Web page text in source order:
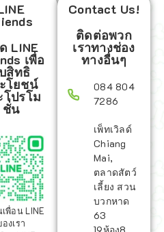
LINE
เพื่อ
สิทธิ
โยชน์
โปรโม
ชั่น
พื่อน LINE
งเรา
Contact Us!
ติดต่อพวก
เราทางช่อง
ทางอื่นๆ
084 804
7286
เพ็ทเวิลด์
Chiang
Mai,
ตลาดสัตว์
เลี้ยง สวน
บวกหาด
63